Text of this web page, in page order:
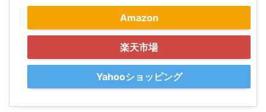
Amazon
楽天市場
Yahooショッピング